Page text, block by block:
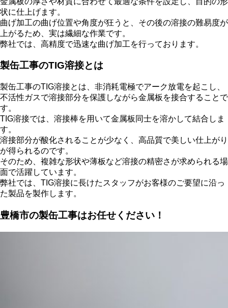
状に仕上げます。
曲げ加工の曲げ位置や角度が狂うと、その後の溶接の難易度が
上がるため、実は繊細な作業です。
弊社では、高精度で迅速な曲げ加工を行っております。
製缶工事のTIG溶接とは
製缶工事のTIG溶接とは、非消耗電極でアーク放電を起こし、
不活性ガスで溶接部分を保護しながら金属板を接合することで
す。
TIG溶接では、溶接棒を用いて金属板同士を溶かして結合しま
す。
溶接部分が酸化されることが少なく、高品質で美しい仕上がり
が得られるのです。
そのため、複雑な形状や薄板など溶接の精密さが求められる場
面で活躍しています。
弊社では、TIG溶接に長けたスタッフがお客様のご要望に沿っ
た製品を製作します。
豊橋市の製缶工事はお任せください！